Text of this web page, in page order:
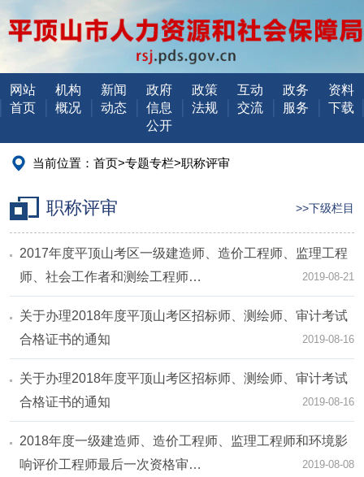
网站
首页
机构
概况
新闻
动态
政府
信息
公开
政策
法规
互动
交流
政务
服务
资料
下载
当前位置： 首页>专题专栏>职称评审
职称评审 >>下级栏目
2017年度平顶山考区一级建造师、造价工程师、监理工程
师、社会工作者和测绘工程师…
2019-08-21
关于办理2018年度平顶山考区招标师、测绘师、审计考试
合格证书的通知
2019-08-16
关于办理2018年度平顶山考区招标师、测绘师、审计考试
合格证书的通知
2019-08-16
2018年度一级建造师、造价工程师、监理工程师和环境影
响评价工程师最后一次资格审…
2019-08-08